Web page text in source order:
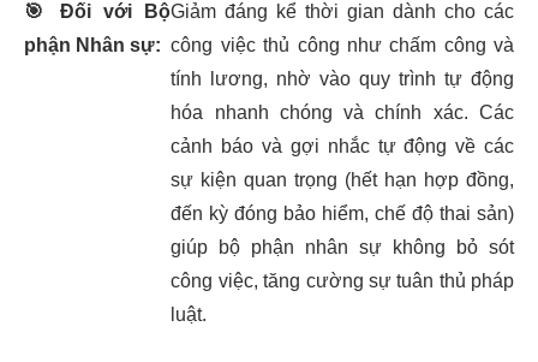
🎯
Đối với Bộ
phận Nhân sự:
Giảm đáng kể thời gian dành cho các
công việc thủ công như chấm công và
tính lương, nhờ vào quy trình tự động
hóa nhanh chóng và chính xác. Các
cảnh báo và gợi nhắc tự động về các
sự kiện quan trọng (hết hạn hợp đồng,
đến kỳ đóng bảo hiểm, chế độ thai sản)
giúp bộ phận nhân sự không bỏ sót
công việc, tăng cường sự tuân thủ pháp
luật.